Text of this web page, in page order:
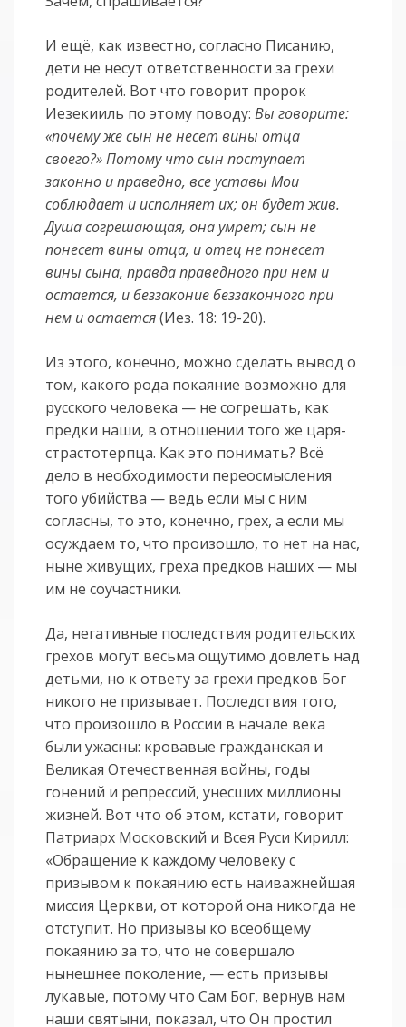
И ещё, как известно, согласно Писанию,
дети не несут ответственности за грехи
родителей. Вот что говорит пророк
Иезекииль по этому поводу:Вы говорите:
«почему же сын не несет вины отца
своего?» Потому что сын поступает
законно и праведно, все уставы Мои
соблюдает и исполняет их; он будет жив.
Душа согрешающая, она умрет; сын не
понесет вины отца, и отец не понесет
вины сына, правда праведного при нем и
остается, и беззаконие беззаконного при
нем и остается(Иез. 18: 19-20).
Из этого, конечно, можно сделать вывод о
том, какого рода покаяние возможно для
русского человека — не согрешать, как
предки наши, в отношении того же царя-
страстотерпца. Как это понимать? Всё
дело в необходимости переосмысления
того убийства — ведь если мы с ним
согласны, то это, конечно, грех, а если мы
осуждаем то, что произошло, то нет на нас,
ныне живущих, греха предков наших — мы
им не соучастники.
Да, негативные последствия родительских
грехов могут весьма ощутимо довлеть над
детьми, но к ответу за грехи предков Бог
никого не призывает. Последствия того,
что произошло в России в начале века
были ужасны: кровавые гражданская и
Великая Отечественная войны, годы
гонений и репрессий, унесших миллионы
жизней. Вот что об этом, кстати, говорит
Патриарх Московский и Всея Руси Кирилл:
«Обращение к каждому человеку с
призывом к покаянию есть наиважнейшая
миссия Церкви, от которой она никогда не
отступит. Но призывы ко всеобщему
покаянию за то, что не совершало
нынешнее поколение, — есть призывы
лукавые, потому что Сам Бог, вернув нам
наши святыни, показал, что Он простил